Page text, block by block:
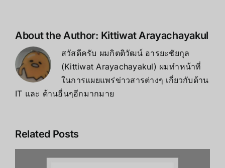
About the Author: Kittiwat Arayachayakul
สวัสดีครับ ผมกิตติวัฒน์ อารยะชัยกุล
(Kittiwat Arayachayakul) ผมทำหน้าที่
ในการแผยแพร่ข่าวสารต่างๆ เกี่ยวกับด้าน
IT และ ด้านอื่นๆอีกมากมาย
Related Posts